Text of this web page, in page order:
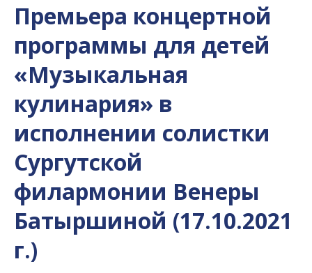
Премьера концертной
программы для детей
«Музыкальная
кулинария» в
исполнении солистки
Сургутской
филармонии Венеры
Батыршиной (17.10.2021
г.)